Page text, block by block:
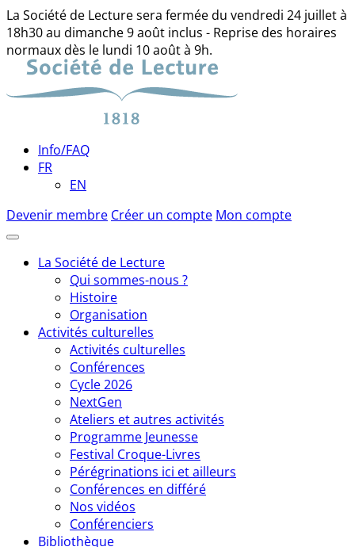
La Société de Lecture sera fermée du vendredi 24 juillet à
18h30 au dimanche 9 août inclus - Reprise des horaires
normaux dès le lundi 10 août à 9h.
Skip
content
Info/FAQ
FR
EN
Devenir membre Créer un compte Mon compte
La Société de Lecture
Qui sommes-nous ?
Histoire
Organisation
Activités culturelles
Activités culturelles
Conférences
Cycle 2026
NextGen
Ateliers et autres activités
Programme Jeunesse
Festival Croque-Livres
Pérégrinations ici et ailleurs
Conférences en différé
Nos vidéos
Conférenciers
Bibliothèque